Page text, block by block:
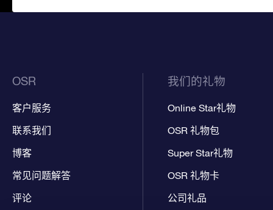
OSR
客户服务
联系我们
博客
常见问题解答
评论
我们的礼物
Online Star礼物
OSR 礼物包
Super Star礼物
OSR 礼物卡
公司礼品